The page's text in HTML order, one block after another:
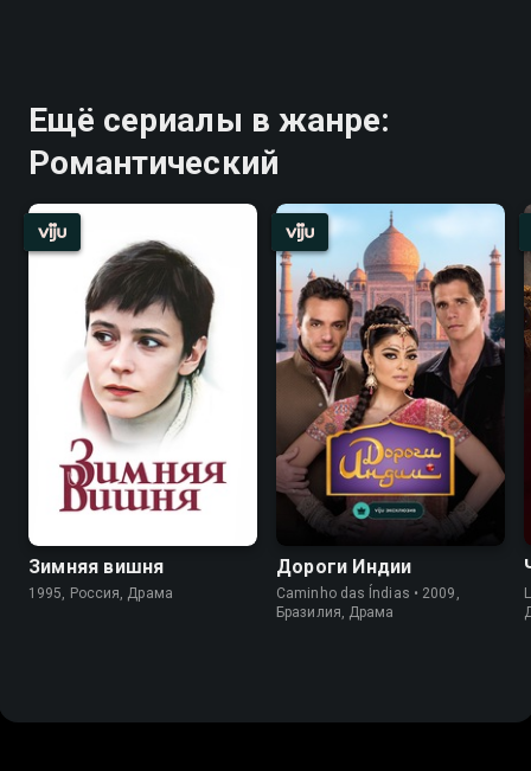
Ещё сериалы в жанре:
Романтический
Зимняя вишня
1995, Россия, Драма
Дороги Индии
Caminho das Índias • 2009,
Бразилия, Драма